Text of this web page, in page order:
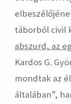
táborból civil
abszurd, az
Kardos G.
mondtak az
általában”,